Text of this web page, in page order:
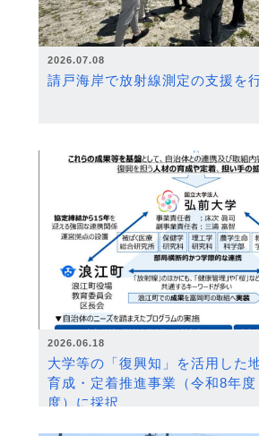
2026.07.08
請戸海岸で放射線測定の支援を
2026.06.18
大学等の「復興知」を活用した
育成・定着推進事業（令和8年
度）に採択